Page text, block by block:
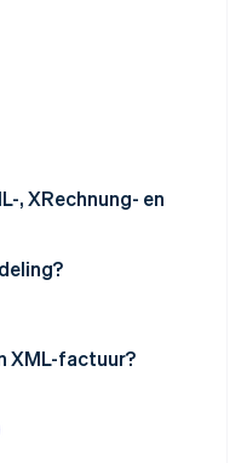
de economische
, XRechnung- en
XML-factuur?